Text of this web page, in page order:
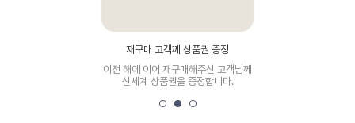
재구매 고객께 상품권 증정
이전 해에 이어 재구매해주신 고객님께
신세계 상품권을 증정합니다.